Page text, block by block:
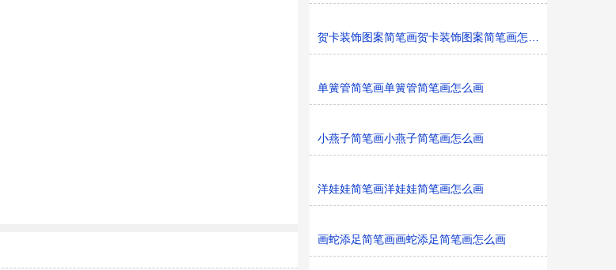
贺卡装饰图案简笔画贺卡装饰图案简笔画怎么画
单簧管简笔画单簧管简笔画怎么画
小燕子简笔画小燕子简笔画怎么画
洋娃娃简笔画洋娃娃简笔画怎么画
画蛇添足简笔画画蛇添足简笔画怎么画